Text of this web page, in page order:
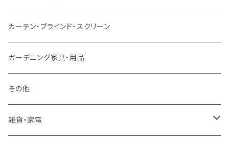
クッション・座椅子
ダブルサイズ以上（マットレス付）
ロフトベッド
二段ベッド
マットレス
デスク
ダイニングベンチ・スツール
レンジ台・カウンター
ラック
TVボード
キャビネット・飾り棚
ラグ
カーペット
カーテン・ブラインド・スクリーン
ガーデニング家具・用品
その他
雑貨・家電